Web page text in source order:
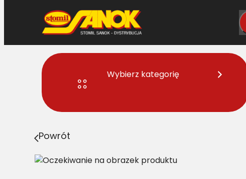
Wybierz kategorię
Strona główna > SPC/H-7450 Pas Harvest Belts
Powrót